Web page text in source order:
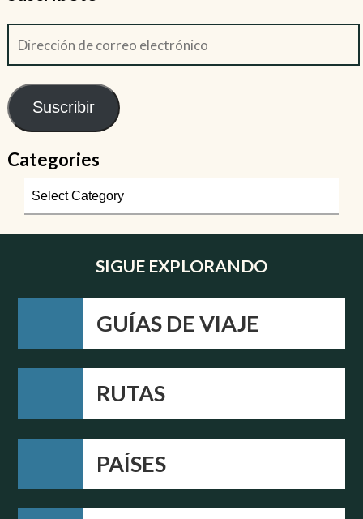
Suscribir
Categories
SIGUE EXPLORANDO
GUÍAS DE VIAJE
RUTAS
PAÍSES